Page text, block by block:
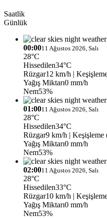
Saatlik
Günlük
00:0011 Ağustos 2026, Salı
28°C
Hissedilen34°C
Rüzgar12 km/h |
Yağış Miktarı0 mm/h
Nem53%
01:0011 Ağustos 2026, Salı
28°C
Hissedilen34°C
Rüzgar9 km/h |
Yağış Miktarı0 mm/h
Nem53%
02:0011 Ağustos 2026, Salı
28°C
Hissedilen33°C
Rüzgar10 km/h |
Yağış Miktarı0 mm/h
Nem53%